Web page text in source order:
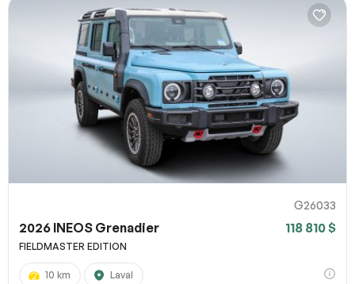
G26033
2026 INEOS Grenadier 118 810 $
FIELDMASTER EDITION
10 km Laval